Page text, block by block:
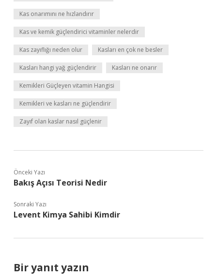
Kas onarımını ne hızlandırır
Kas ve kemik güçlendirici vitaminler nelerdir
Kas zayıflığı neden olur Kasları en çok ne besler
Kasları hangi yağ güçlendirir Kasları ne onarır
Kemikleri Güçleyen vitamin Hangisi
Kemikleri ve kasları ne güçlendirir
Zayıf olan kaslar nasıl güçlenir
Önceki Yazı
Bakış Açısı Teorisi Nedir
Sonraki Yazı
Levent Kimya Sahibi Kimdir
Bir yanıt yazın